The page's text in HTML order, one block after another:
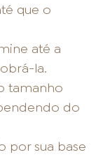
que o
até a
la.
tamanho
do
por sua base